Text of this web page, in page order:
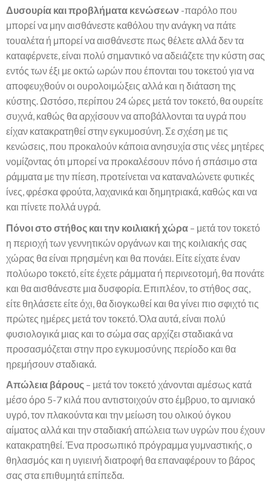
Δυσουρία και προβλήματα κενώσεων -παρόλο που
μπορεί να μην αισθάνεστε καθόλου την ανάγκη να πάτε
τουαλέτα ή μπορεί να αισθάνεστε πως θέλετε αλλά δεν τα
καταφέρνετε, είναι πολύ σημαντικό να αδειάζετε την κύστη σας
εντός των έξι με οκτώ ωρών που έπονται του τοκετού για να
αποφευχθούν οι ουρολοιμώξεις αλλά και η διάταση της
κύστης. Ωστόσο, περίπου 24 ώρες μετά τον τοκετό, θα ουρείτε
συχνά, καθώς θα αρχίσουν να αποβάλλονται τα υγρά που
είχαν κατακρατηθεί στην εγκυμοσύνη. Σε σχέση με τις
κενώσεις, που προκαλούν κάποια ανησυχία στις νέες μητέρες
νομίζοντας ότι μπορεί να προκαλέσουν πόνο ή σπάσιμο στα
ράμματα με την πίεση, προτείνεται να καταναλώνετε φυτικές
ίνες, φρέσκα φρούτα, λαχανικά και δημητριακά, καθώς και να
και πίνετε πολλά υγρά.
Πόνοι στο στήθος και την κοιλιακή χώρα – μετά τον τοκετό
η περιοχή των γεννητικών οργάνων και της κοιλιακής σας
χώρας θα είναι πρησμένη και θα πονάει. Είτε είχατε έναν
πολύωρο τοκετό, είτε έχετε ράμματα ή περινεοτομή, θα πονάτε
και θα αισθάνεστε μια δυσφορία. Επιπλέον, το στήθος σας,
είτε θηλάσετε είτε όχι, θα διογκωθεί και θα γίνει πιο σφιχτό τις
πρώτες ημέρες μετά τον τοκετό. Όλα αυτά, είναι πολύ
φυσιολογικά μιας και το σώμα σας αρχίζει σταδιακά να
προσασμόζεται στην προ εγκυμοσύνης περίοδο και θα
ηρεμήσουν σταδιακά.
Απώλεια βάρους – μετά τον τοκετό χάνονται αμέσως κατά
μέσο όρο 5-7 κιλά που αντιστοιχούν στο έμβρυο, το αμνιακό
υγρό, τον πλακούντα και την μείωση του ολικού όγκου
αίματος αλλά και την σταδιακή απώλεια των υγρών που έχουν
κατακρατηθεί. Ένα προσωπικό πρόγραμμα γυμναστικής, ο
θηλασμός και η υγιεινή διατροφή θα επαναφέρουν το βάρος
σας στα επιθυμητά επίπεδα.